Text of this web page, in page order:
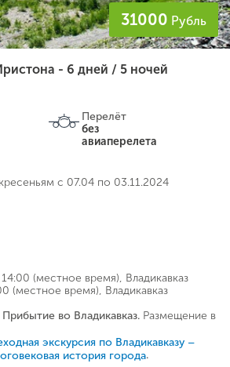
31000 Рубль
- 6 дней / 5 ночей
Перелёт
без
авиаперелета
с 07.04 по 03.11.2024
(местное время), Владикавказ
(местное время), Владикавказ
Прибытие во Владикавказ. Размещение в
экскурсия по Владикавказу –
история города.